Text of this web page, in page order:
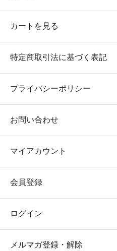
カートを見る
特定商取引法に基づく表記
プライバシーポリシー
お問い合わせ
マイアカウント
会員登録
ログイン
メルマガ登録・解除